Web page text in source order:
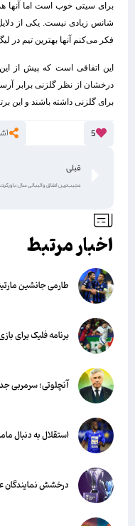
برای سیتی خوب است اما آنها هم
شانس زیادی نیست. یکی از
فکر می‌کنم آنها بهترین تیم در لیگ
این اتفاقی است که پیش از این
درخشان از نظر گلزنی برابر
برای گلزنی داشته باشند و این
5
قبلی
عجیب‌ترین اتفاق والیبالی سال:
اخبار مرتبط
طارمی جانشین مارتینز
برنامه فلیک برای بازی
آنچلوتی؛ سرمربی
استقلال به دنبال مامه
درخشش نمایندگان